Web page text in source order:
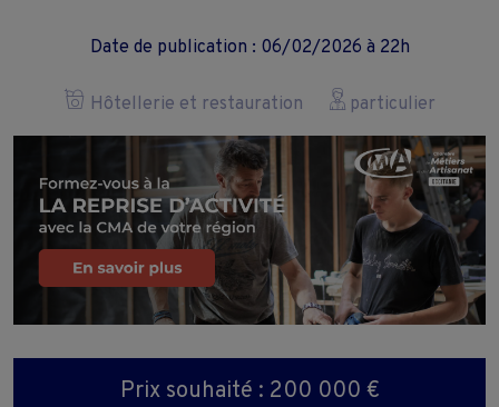
Date de publication : 06/02/2026 à 22h
Hôtellerie et restauration particulier
Prix souhaité : 200 000 €